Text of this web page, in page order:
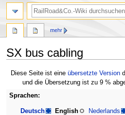
SX bus cabling
Zur
Navigation
Zur
Suche
Diese Seite ist eine übersetzte Version
und die Übersetzung ist zu 9 %
Sprachen:
Deutsch English Nederlands
mehr
Suche